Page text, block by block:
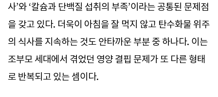
사’와 ‘칼슘과 단백질 섭취의 부족’이라는 공통된 문제점
을 갖고 있다. 더욱이 아침을 잘 먹지 않고 탄수화물 위주
의 식사를 지속하는 것도 안타까운 부분 중 하나다. 이는
조부모 세대에서 겪었던 영양 결핍 문제가 또 다른 형태
로 반복되고 있는 셈이다.